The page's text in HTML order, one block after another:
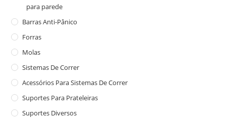
para parede
Barras Anti-Pânico
Forras
Molas
Sistemas De Correr
Acessórios Para Sistemas De Correr
Suportes Para Prateleiras
Suportes Diversos